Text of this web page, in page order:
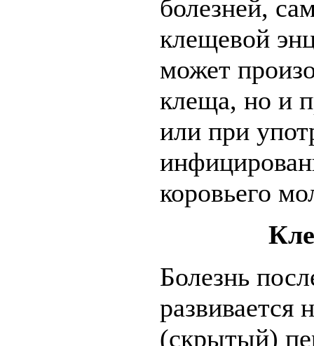
болезней,
клещевой
может
клеща, но и
или при
коровьего
Болезнь
развивается
(скрытый)